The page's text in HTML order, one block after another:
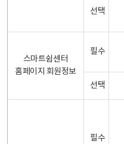
선택
스마트쉼센터
홈페이지 회원정보
필수
선택
필수